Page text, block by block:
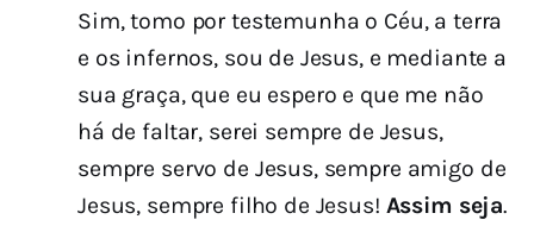
Sim, tomo por testemunha o Céu, a terra
e os infernos, sou de Jesus, e mediante a
sua graça, que eu espero e que me não
há de faltar, serei sempre de Jesus,
sempre servo de Jesus, sempre amigo de
Jesus, sempre filho de Jesus! Assim seja.